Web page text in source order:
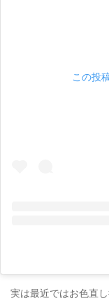
この投
実は最近ではお色直